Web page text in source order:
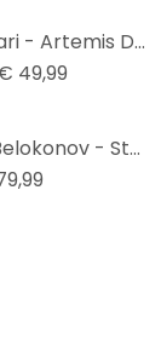
Acrylglas Besari - Artemis Daughter of Zeus
49,99
Fotobehang Belokonov - Striped Beauty